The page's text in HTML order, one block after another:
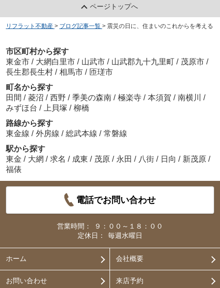
ページトップへ
リフラット不動産 > ブログ記事一覧 > 震災の日に、住まいのこれからを考える
市区町村から探す
東金市 / 大網白里市 / 山武市 / 山武郡九十九里町 / 茂原市 /
長生郡長生村 / 相馬市 / 匝瑳市
町名から探す
田間 / 菱沼 / 西野 / 季美の森南 / 極楽寺 / 本須賀 / 南横川 /
みずほ台 / 上貝塚 / 柳橋
路線から探す
東金線 / 外房線 / 総武本線 / 常磐線
駅から探す
東金 / 大網 / 求名 / 成東 / 茂原 / 永田 / 八街 / 日向 / 新茂原 /
福俵
電話でお問い合わせ
営業時間：
９：００～１８：００
定休日：
毎週水曜日
ホーム 会社概要
お問い合わせ 来店予約